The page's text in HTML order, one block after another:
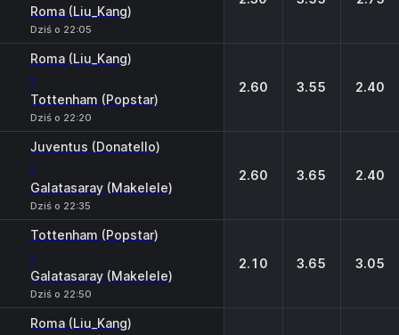
Roma (Liu_Kang)
Dziś o 22:05
Roma (Liu_Kang)
-
Tottenham (Popstar)
Dziś o 22:20
2.60 3.55 2.40
Juventus (Donatello)
-
Galatasaray (Makelele)
Dziś o 22:35
2.60 3.65 2.40
Tottenham (Popstar)
-
Galatasaray (Makelele)
Dziś o 22:50
2.10 3.65 3.05
Roma (Liu_Kang)